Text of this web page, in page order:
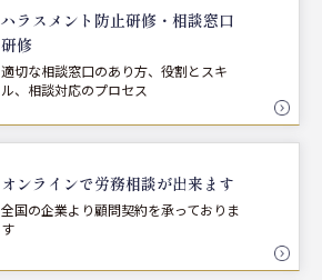
ハラスメント防止研修・ 相談窓口
研修
適切な相談窓口のあり方、役割とスキ
ル、相談対応のプロセス
オンラインで労務相談が出来ます
全国の企業より顧問契約を承っておりま
す